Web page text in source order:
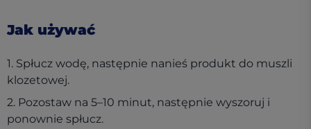
Jak używać
1. Spłucz wodę, następnie nanieś produkt do muszli
klozetowej.
2. Pozostaw na 5–10 minut, następnie wyszoruj i
ponownie spłucz.